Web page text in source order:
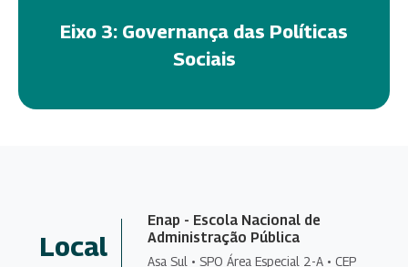
Eixo 3: Governança das Políticas
Sociais
Local
Enap - Escola Nacional de
Administração Pública
Asa Sul • SPO Área Especial 2-A • CEP